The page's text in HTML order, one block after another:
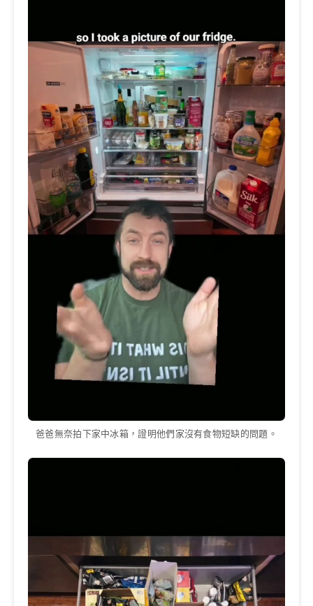
爸爸無奈拍下家中冰箱，證明他們家沒有食物短缺的問題。